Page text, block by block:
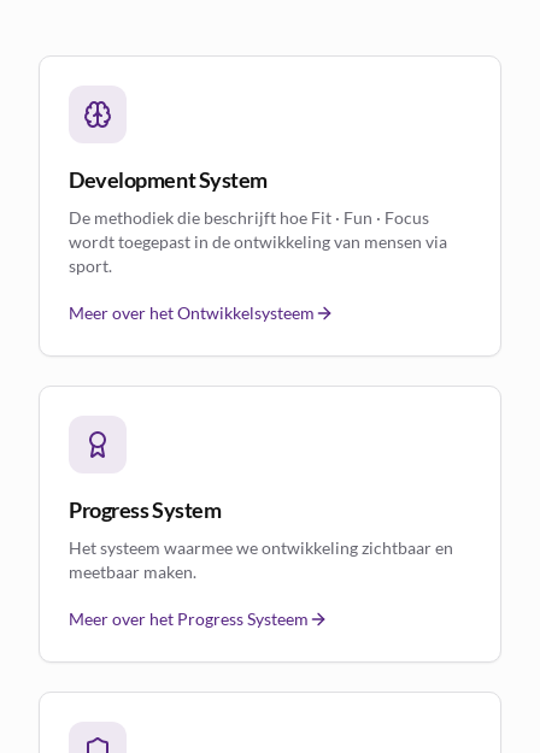
Development System
De methodiek die beschrijft hoe Fit · Fun · Focus
wordt toegepast in de ontwikkeling van mensen via
sport.
Meer over het Ontwikkelsysteem
Progress System
Het systeem waarmee we ontwikkeling zichtbaar en
meetbaar maken.
Meer over het Progress Systeem